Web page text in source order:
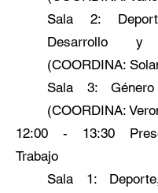
Sala 2:
Desarrollo
(COORDINA:
Sala 3:
(COORDINA:
12:00 - 13:30
Trabajo
Sala 1: